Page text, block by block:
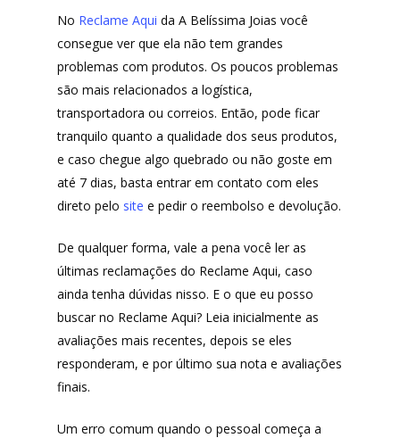
No Reclame Aqui da A Belíssima Joias você
consegue ver que ela não tem grandes
problemas com produtos. Os poucos problemas
são mais relacionados a logística,
transportadora ou correios. Então, pode ficar
tranquilo quanto a qualidade dos seus produtos,
e caso chegue algo quebrado ou não goste em
até 7 dias, basta entrar em contato com eles
direto pelo site e pedir o reembolso e devolução.
De qualquer forma, vale a pena você ler as
últimas reclamações do Reclame Aqui, caso
ainda tenha dúvidas nisso. E o que eu posso
buscar no Reclame Aqui? Leia inicialmente as
avaliações mais recentes, depois se eles
responderam, e por último sua nota e avaliações
finais.
Um erro comum quando o pessoal começa a